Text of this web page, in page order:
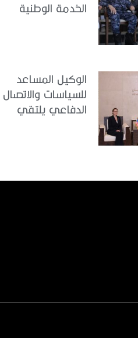
الخدمة الوطنية
الوكيل المساعد
للسياسات والاتصال
الدفاعي يلتقي